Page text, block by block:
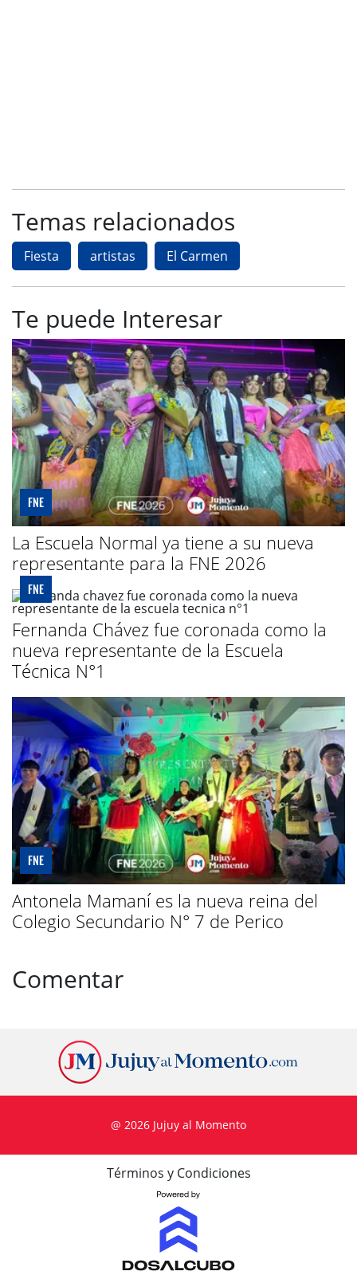
Temas relacionados
Fiesta artistas El Carmen
Te puede Interesar
FNE
La Escuela Normal ya tiene a su nueva
representante para la FNE 2026
FNE
Fernanda Chávez fue coronada como la
nueva representante de la Escuela
Técnica N°1
FNE
Antonela Mamaní es la nueva reina del
Colegio Secundario N° 7 de Perico
Comentar
@ 2026 Jujuy al Momento
Términos y Condiciones